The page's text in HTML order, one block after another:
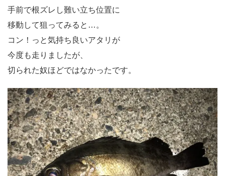
手前で根ズレし難い立ち位置に
移動して狙ってみると…。
コン！っと気持ち良いアタリが
今度も走りましたが、
切られた奴ほどではなかったです。